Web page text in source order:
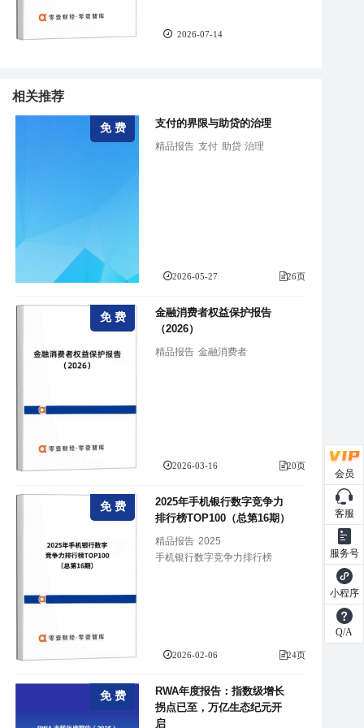
2026-07-14
相关推荐
免 费 支付的界限与助贷的治理
精品报告 支付 助贷 治理
2026-05-27 26页
免 费
金融消费者权益保护报告
（2026）
精品报告 金融消费者
2026-03-16 20页
免 费
2025年手机银行数字竞争力
排行榜TOP100（总第16期）
精品报告 2025
手机银行数字竞争力排行榜
2026-02-06 24页
免 费
RWA年度报告：指数级增长
拐点已至，万亿生态纪元开
启
会员
客服
服务号
小程序
Q/A